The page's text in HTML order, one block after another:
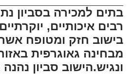
בתים למכירה בסביון
רבים איכותיים,
בישוב חזק ומטופח
מבחינה גאוגרפית
ונגיש.הישוב סביון